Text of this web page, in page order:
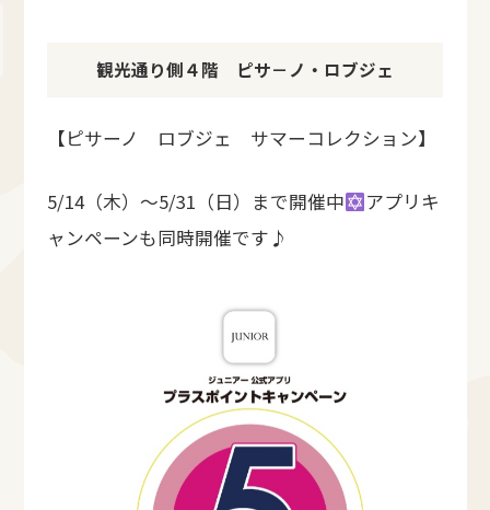
観光通り側４階 ピサ－ノ・ロブジェ
【ピサーノ ロブジェ サマーコレクション】
5/14（木）～5/31（日）まで開催中
アプリキ
ャンペーンも同時開催です♪